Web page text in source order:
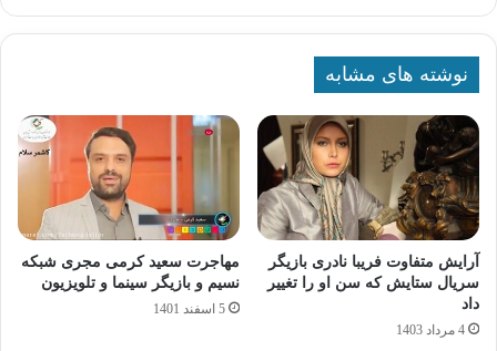
نوشته های مشابه
آرایش متفاوت فریبا نادری بازیگر
سریال ستایش که سن او را تغییر
داد
4 مرداد 1403
مهاجرت سعید کرمی مجری شبکه
نسیم و بازیگر سینما و تلویزیون
5 اسفند 1401